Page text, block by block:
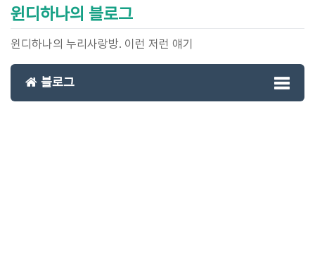
윈디하나의 블로그
윈디하나의 누리사랑방. 이런 저런 얘기
블로그